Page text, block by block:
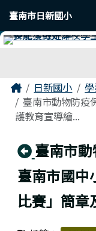
臺南市日新國
導覽列
臺南市日新國小
主內容區域
Home日新國小
臺南市動物防疫
護教育宣導繪...
回上頁
臺南市
臺南市國中
比賽」簡章
頁尾區域